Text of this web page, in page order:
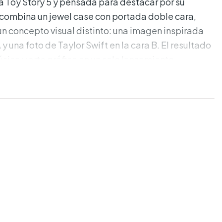
un jewel case con portada doble cara,
concepto visual distinto: una imagen inspirada
y una foto de Taylor Swift en la cara B. El resultado